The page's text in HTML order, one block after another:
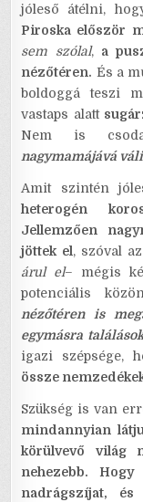
jóleső átélni,
Piroska először
sem szólal, a
nézőtéren. És a
boldoggá teszi
vastaps alatt
Nem is
nagymamájává
Amit szintén
heterogén
Jellemzően
jöttek el, szóval
árul el– mégis
potenciális
nézőtéren is
egymásra
igazi szépsége,
össze
Szükség is van
mindannyian
körülvevő világ
nehezebb.
nadrágszíjat,